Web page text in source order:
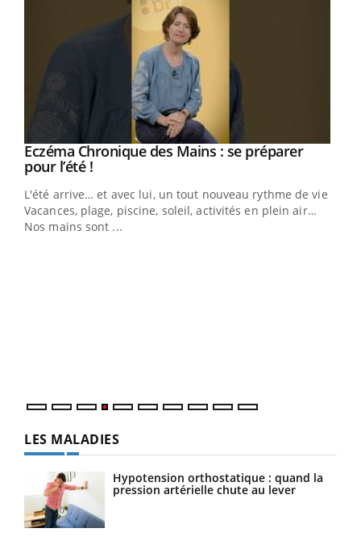
Youtube
Eczéma Chronique des Mains : se préparer
pour l’été !Youtube
L'été arrive… et avec lui, un tout nouveau rythme de vie !
Vacances, plage, piscine, soleil, activités en plein air…
Nos mains sont ...
LES MALADIES
Hypotension orthostatique : quand la
pression artérielle chute au lever